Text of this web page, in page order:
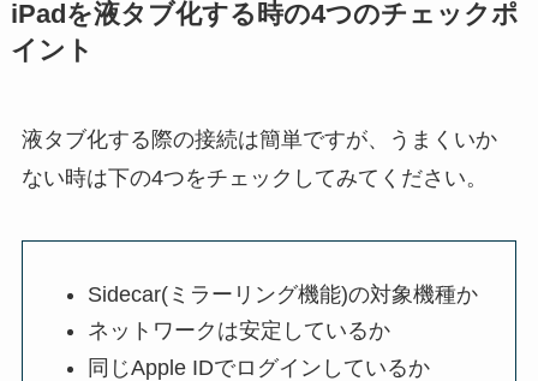
iPadを液タブ化する時の4つのチェックポ
イント
液タブ化する際の接続は簡単ですが、うまくいか
ない時は下の4つをチェックしてみてください。
Sidecar(ミラーリング機能)の対象機種か
ネットワークは安定しているか
同じApple IDでログインしているか